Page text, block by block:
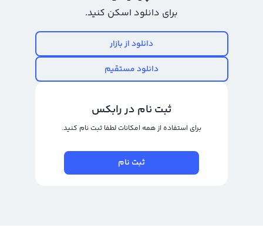
پلتفرم مبادله ارز دیجیتال رابکس با آنلاین کردن فرآیند احراز هویت و افزایش سرعت
بهترین سایت خرید استپن در ایران
انجام می‌شود اما هیچ یک از صرافی‌های داخل ایران و بسیاری از صرافی‌های معتبر در
عواملی همچون قیمت، پشتیبانی مناسب و سایر خدمات را در نظر می‌گیرند. صرافی
ارز دیجیتال رابکس یکی از معتبرترین و قدیمی‌ترین صرافی‌های ارز دیجیتال داخلی
برای دانلود اسکن کنید.
دانلود از بازار
دانلود مستقیم
ثبت نام در رابکس
برای استفاده از همه امکانات لطفا ثبت نام کنید.
ثبت نام